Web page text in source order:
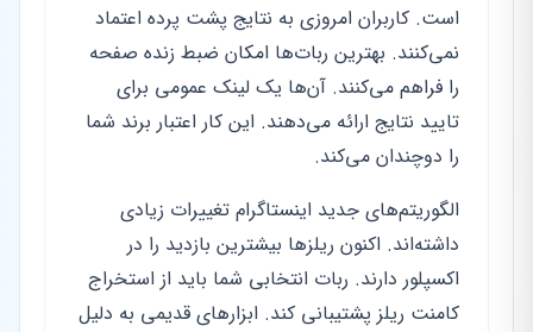
است. کاربران امروزی به نتایج پشت پرده اعتماد
نمی‌کنند. بهترین ربات‌ها امکان ضبط زنده صفحه
را فراهم می‌کنند. آن‌ها یک لینک عمومی برای
تایید نتایج ارائه می‌دهند. این کار اعتبار برند شما
را دوچندان می‌کند.
الگوریتم‌های جدید اینستاگرام تغییرات زیادی
داشته‌اند. اکنون ریلزها بیشترین بازدید را در
اکسپلور دارند. ربات انتخابی شما باید از استخراج
کامنت ریلز پشتیبانی کند. ابزارهای قدیمی به دلیل